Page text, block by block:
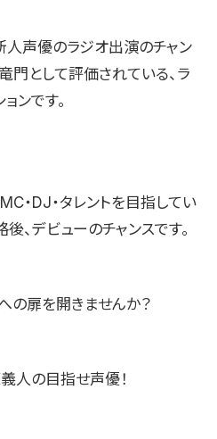
人声優のラジオ出演のチャン
門として評価されている、ラ
ンです。
・DJ・タレントを目指してい
、デビューのチャンスです。
の扉を開きませんか？
人の目指せ声優！